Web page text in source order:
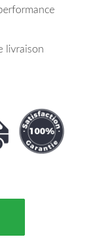
livraison